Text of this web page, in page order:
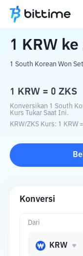
Beranda
1 KRW ke
1 South Korean Won
1 KRW = 0 ZKS
Konversikan 1 South
Kurs Tukar Saat Ini.
KRW/ZKS Kurs: 1 KRW =
Konversi
Dari
KRW